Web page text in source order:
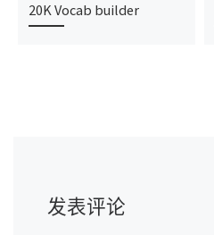
20K Vocab builder
发表评论